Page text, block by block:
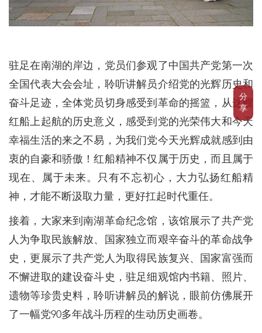
分
享
驻足在南湖的岸边，党员们参观了中国共产党第一次
全国代表大会会址，聆听讲解员介绍党的光辉历史和
奋斗足迹，全体党员切身感受到革命的摇篮，从这艘
红船上起航的历史意义，感受到党的光荣伟大和今天
幸福生活的来之不易，为我们党今天光辉成就感到由
衷的自豪和骄傲！红船精神不仅属于历史，而且属于
现在、属于未来。只有不忘初心，大力弘扬红船精
神，才能不断汲取力量，更好扛起时代重任。
接着，大家来到南湖革命纪念馆，该馆展示了共产党
人为争取民族解放、国家独立而艰辛奋斗的革命战争
史，更展示了共产党人为取得民族复兴、国家富强而
不懈进取的建设奋斗史，驻足细观馆内书籍、照片、
遗物等珍贵史料，聆听讲解员的解说，眼前仿佛展开
了一幅党90多年战斗历程的生动历史画卷。